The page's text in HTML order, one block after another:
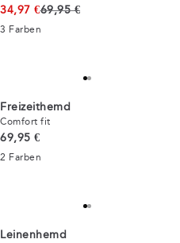
34,97 €Ursprünglicher Preis
69,95 €
3 Farben
Freizeithemd
Comfort fit
Preis
69,95 €
2 Farben
Leinenhemd